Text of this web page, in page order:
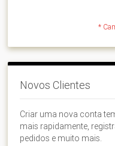
Novos Clientes
Criar uma nova conta
mais rapidamente,
pedidos e muito mais.